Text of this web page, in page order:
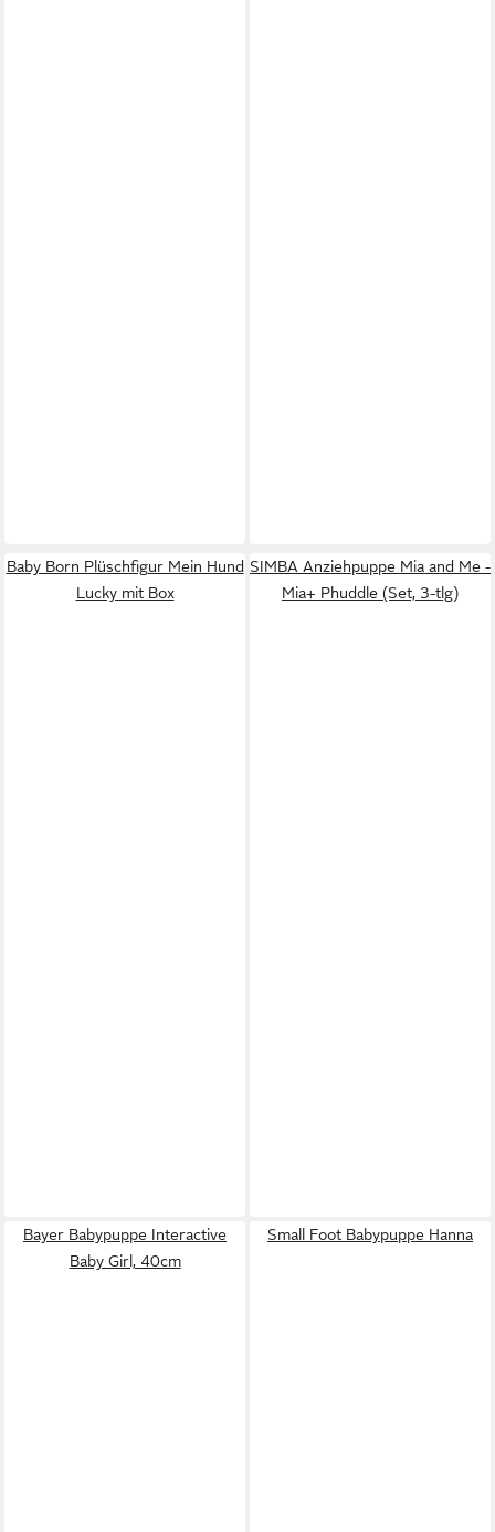
Baby Born Plüschfigur Mein Hund
Lucky mit Box
SIMBA Anziehpuppe Mia and Me -
Mia+ Phuddle (Set, 3-tlg)
Bayer Babypuppe Interactive
Baby Girl, 40cm
Small Foot Babypuppe Hanna